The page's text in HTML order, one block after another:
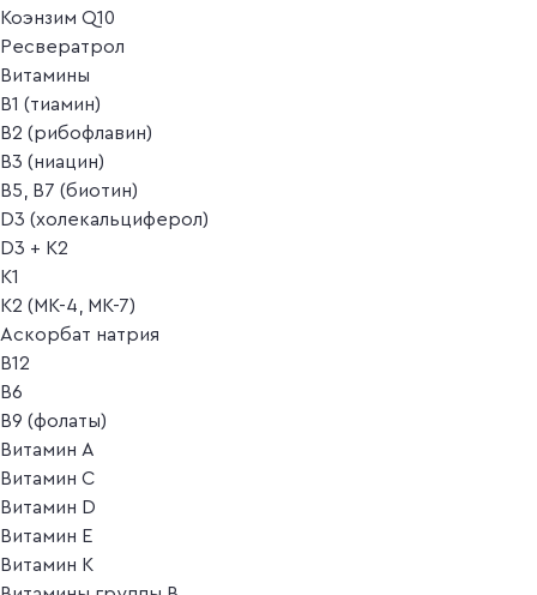
Коэнзим Q10
Ресвератрол
Витамины
B1 (тиамин)
B2 (рибофлавин)
B3 (ниацин)
B5, B7 (биотин)
D3 (холекальциферол)
D3 + K2
K1
K2 (MK-4, MK-7)
Аскорбат натрия
В12
В6
В9 (фолаты)
Витамин A
Витамин C
Витамин D
Витамин E
Витамин K